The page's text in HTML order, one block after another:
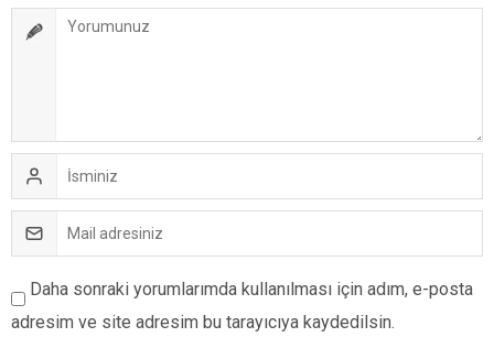
Daha sonraki yorumlarımda kullanılması için adım, e-posta
adresim ve site adresim bu tarayıcıya kaydedilsin.